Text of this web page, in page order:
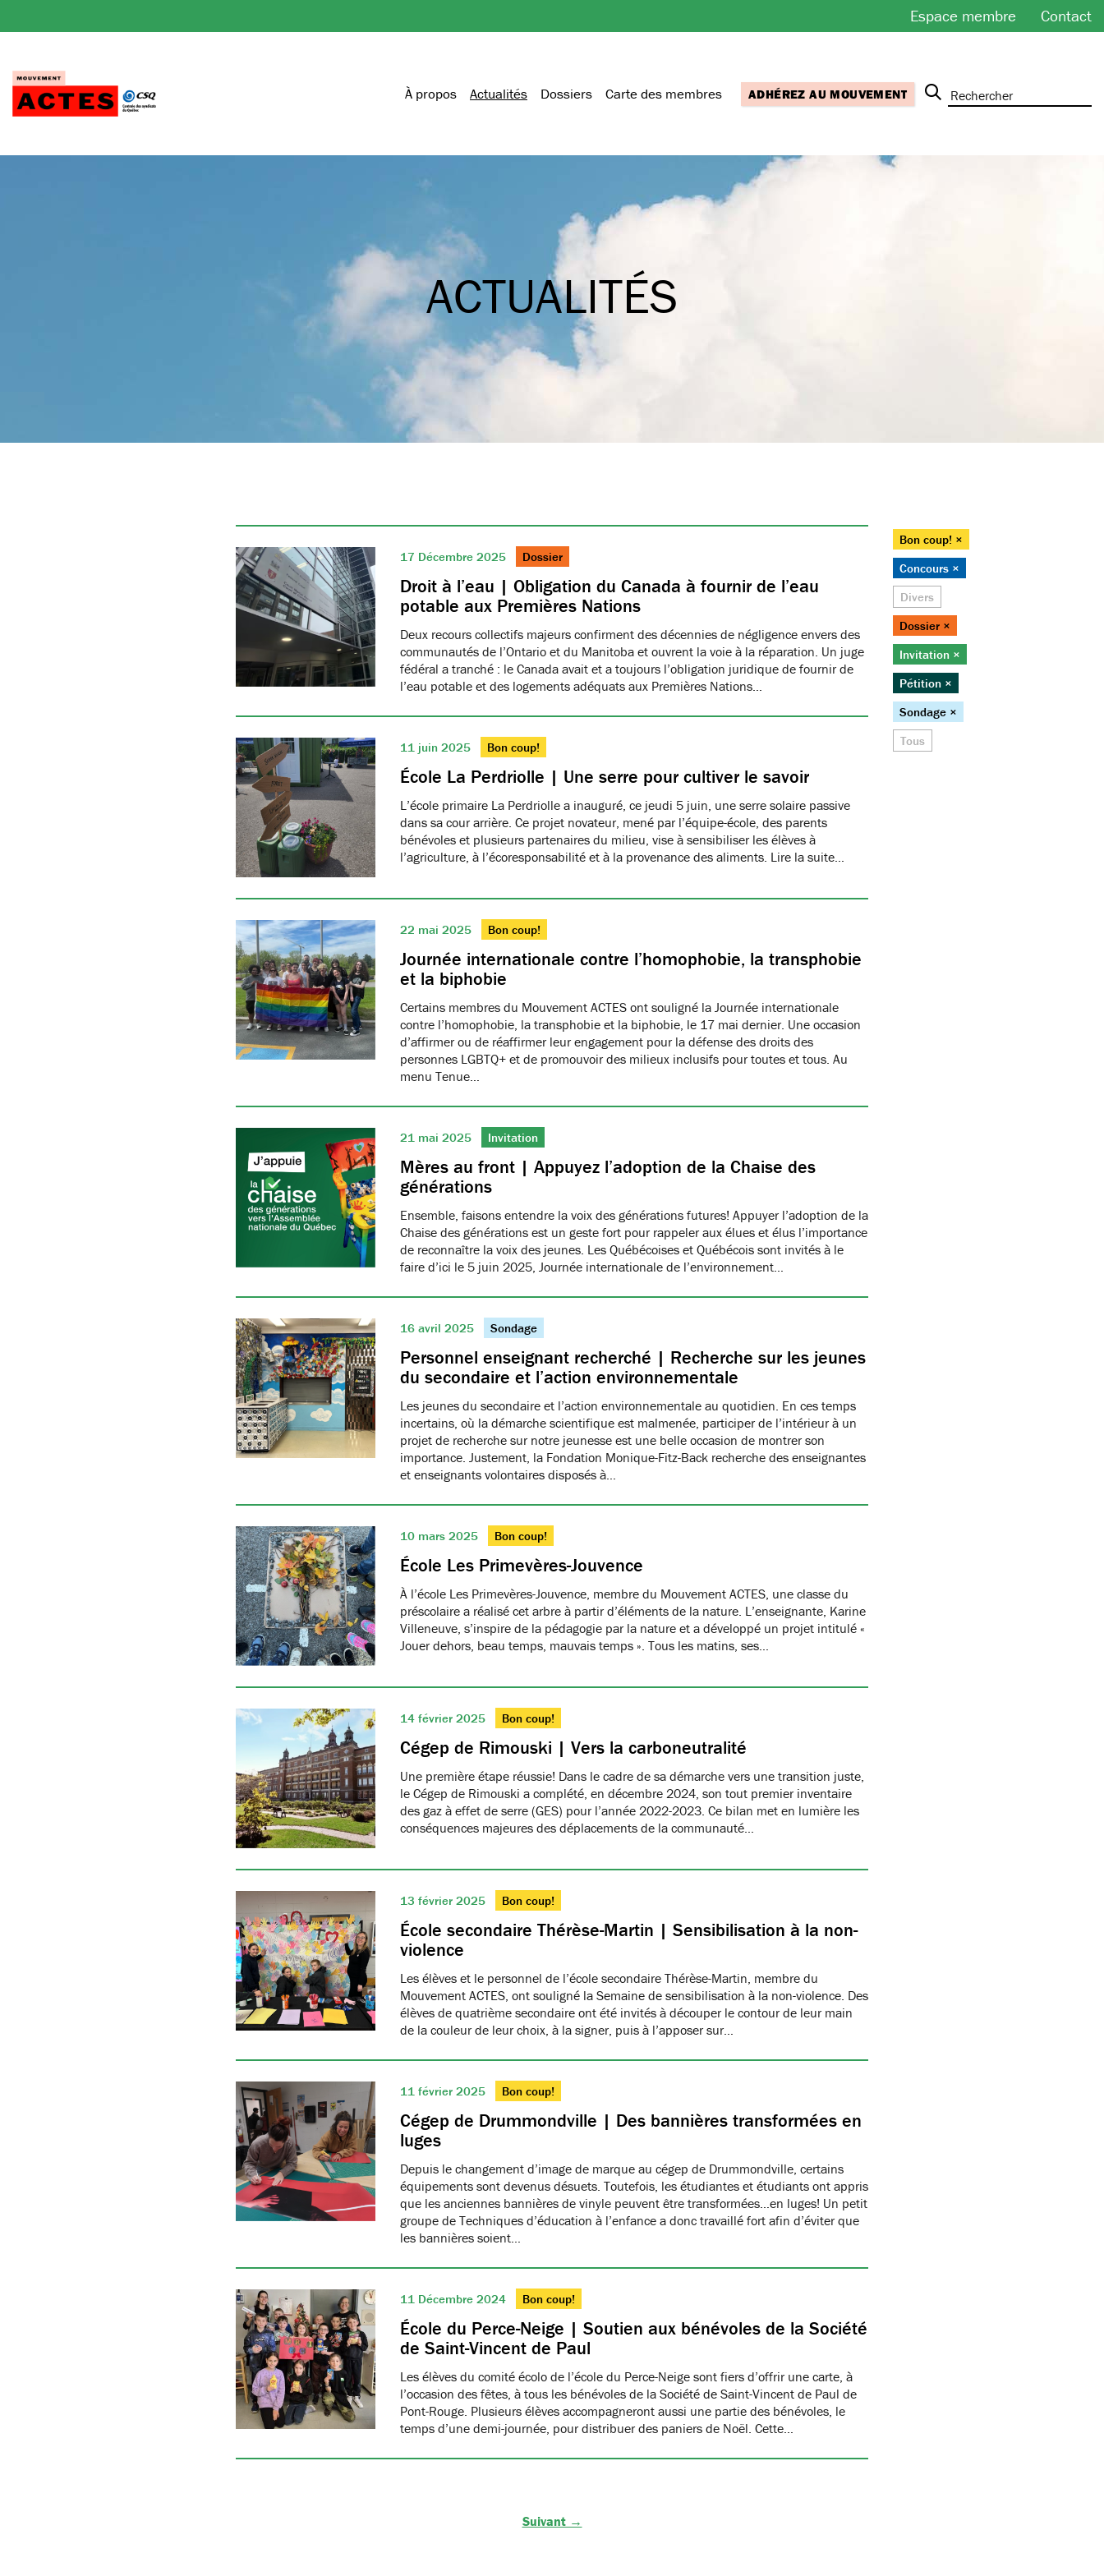
au
Espace membre Contact
À propos Actualités Dossiers Carte des membres ADHÉREZ AU MOUVEMENT
ACTUALITÉS
17 Décembre 2025 Dossier
Droit à l’eau | Obligation du Canada à fournir de l’eau
potable aux Premières Nations
Deux recours collectifs majeurs confirment des décennies de négligence envers des
communautés de l’Ontario et du Manitoba et ouvrent la voie à la réparation. Un juge
fédéral a tranché : le Canada avait et a toujours l’obligation juridique de fournir de
l’eau potable et des logements adéquats aux Premières Nations…
11 juin 2025 Bon coup!
École La Perdriolle | Une serre pour cultiver le savoir
L’école primaire La Perdriolle a inauguré, ce jeudi 5 juin, une serre solaire passive
dans sa cour arrière. Ce projet novateur, mené par l’équipe-école, des parents
bénévoles et plusieurs partenaires du milieu, vise à sensibiliser les élèves à
l’agriculture, à l’écoresponsabilité et à la provenance des aliments. Lire la suite…
22 mai 2025 Bon coup!
Journée internationale contre l’homophobie, la transphobie
et la biphobie
Certains membres du Mouvement ACTES ont souligné la Journée internationale
contre l’homophobie, la transphobie et la biphobie, le 17 mai dernier. Une occasion
d’affirmer ou de réaffirmer leur engagement pour la défense des droits des
personnes LGBTQ+ et de promouvoir des milieux inclusifs pour toutes et tous. Au
menu Tenue…
21 mai 2025 Invitation
Mères au front | Appuyez l’adoption de la Chaise des
générations
Ensemble, faisons entendre la voix des générations futures! Appuyer l’adoption de la
Chaise des générations est un geste fort pour rappeler aux élues et élus l’importance
de reconnaître la voix des jeunes. Les Québécoises et Québécois sont invités à le
faire d’ici le 5 juin 2025, Journée internationale de l’environnement…
16 avril 2025 Sondage
Personnel enseignant recherché | Recherche sur les jeunes
du secondaire et l’action environnementale
Les jeunes du secondaire et l’action environnementale au quotidien. En ces temps
incertains, où la démarche scientifique est malmenée, participer de l’intérieur à un
projet de recherche sur notre jeunesse est une belle occasion de montrer son
importance. Justement, la Fondation Monique-Fitz-Back recherche des enseignantes
et enseignants volontaires disposés à…
10 mars 2025 Bon coup!
École Les Primevères-Jouvence
À l’école Les Primevères-Jouvence, membre du Mouvement ACTES, une classe du
préscolaire a réalisé cet arbre à partir d’éléments de la nature. L’enseignante, Karine
Villeneuve, s’inspire de la pédagogie par la nature et a développé un projet intitulé «
Jouer dehors, beau temps, mauvais temps ». Tous les matins, ses…
14 février 2025 Bon coup!
Cégep de Rimouski | Vers la carboneutralité
Une première étape réussie! Dans le cadre de sa démarche vers une transition juste,
le Cégep de Rimouski a complété, en décembre 2024, son tout premier inventaire
des gaz à effet de serre (GES) pour l’année 2022-2023. Ce bilan met en lumière les
conséquences majeures des déplacements de la communauté…
13 février 2025 Bon coup!
École secondaire Thérèse-Martin | Sensibilisation à la non-
violence
Les élèves et le personnel de l’école secondaire Thérèse-Martin, membre du
Mouvement ACTES, ont souligné la Semaine de sensibilisation à la non-violence. Des
élèves de quatrième secondaire ont été invités à découper le contour de leur main
de la couleur de leur choix, à la signer, puis à l’apposer sur…
11 février 2025 Bon coup!
Cégep de Drummondville | Des bannières transformées en
luges
Depuis le changement d’image de marque au cégep de Drummondville, certains
équipements sont devenus désuets. Toutefois, les étudiantes et étudiants ont appris
que les anciennes bannières de vinyle peuvent être transformées…en luges! Un petit
groupe de Techniques d’éducation à l’enfance a donc travaillé fort afin d’éviter que
les bannières soient…
11 Décembre 2024 Bon coup!
École du Perce-Neige | Soutien aux bénévoles de la Société
de Saint-Vincent de Paul
Les élèves du comité écolo de l’école du Perce-Neige sont fiers d’offrir une carte, à
l’occasion des fêtes, à tous les bénévoles de la Société de Saint-Vincent de Paul de
Pont-Rouge. Plusieurs élèves accompagneront aussi une partie des bénévoles, le
temps d’une demi-journée, pour distribuer des paniers de Noël. Cette…
Bon coup! ×
Concours ×
Divers
Dossier ×
Invitation ×
Pétition ×
Sondage ×
Tous
Suivant →